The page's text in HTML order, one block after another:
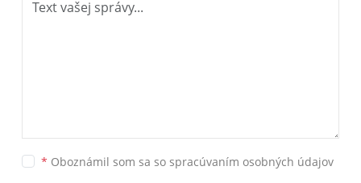
* Oboznámil som sa so spracúvaním osobných údajov